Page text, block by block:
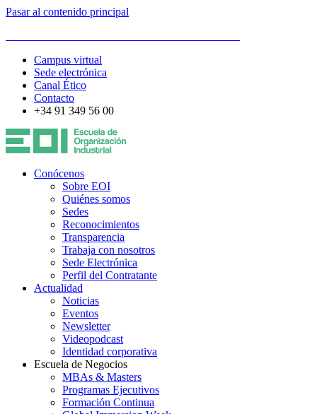
Pasar al contenido principal
Campus virtual
Sede electrónica
Canal Ético
Contacto
+34 91 349 56 00
Conócenos
Sobre EOI
Quiénes somos
Sedes
Reconocimientos
Transparencia
Trabaja con nosotros
Sede Electrónica
Perfil del Contratante
Actualidad
Noticias
Eventos
Newsletter
Videopodcast
Identidad corporativa
Escuela de Negocios
MBAs & Masters
Programas Ejecutivos
Formación Continua